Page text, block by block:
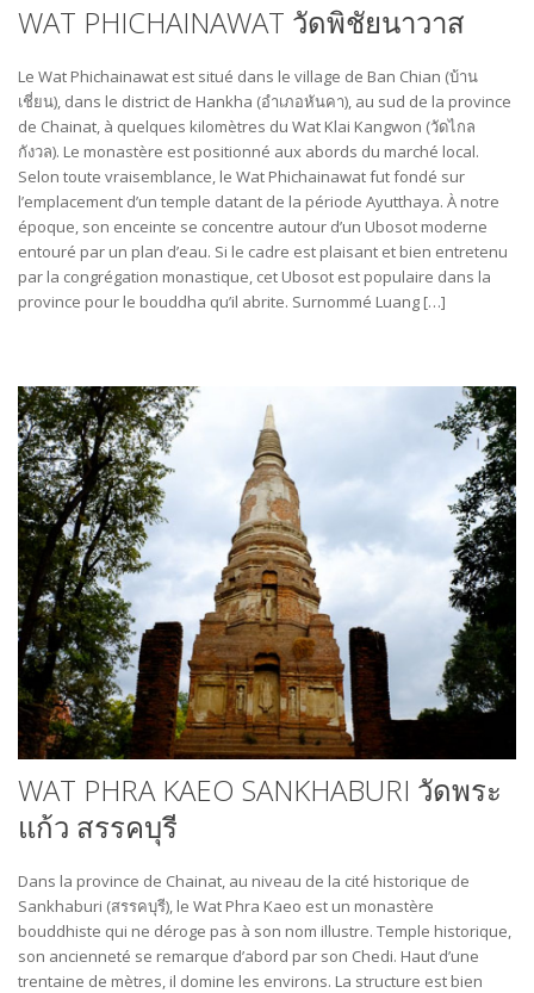
WAT PHICHAINAWAT วัดพิชัยนาวาส
Le Wat Phichainawat est situé dans le village de Ban Chian (บ้าน
เชี่ยน), dans le district de Hankha (อำเภอหันคา), au sud de la province
de Chainat, à quelques kilomètres du Wat Klai Kangwon (วัดไกล
กังวล). Le monastère est positionné aux abords du marché local.
Selon toute vraisemblance, le Wat Phichainawat fut fondé sur
l’emplacement d’un temple datant de la période Ayutthaya. À notre
époque, son enceinte se concentre autour d’un Ubosot moderne
entouré par un plan d’eau. Si le cadre est plaisant et bien entretenu
par la congrégation monastique, cet Ubosot est populaire dans la
province pour le bouddha qu’il abrite. Surnommé Luang […]
WAT PHRA KAEO SANKHABURI วัดพระ
แก้ว สรรคบุรี
Dans la province de Chainat, au niveau de la cité historique de
Sankhaburi (สรรคบุรี), le Wat Phra Kaeo est un monastère
bouddhiste qui ne déroge pas à son nom illustre. Temple historique,
son ancienneté se remarque d’abord par son Chedi. Haut d’une
trentaine de mètres, il domine les environs. La structure est bien